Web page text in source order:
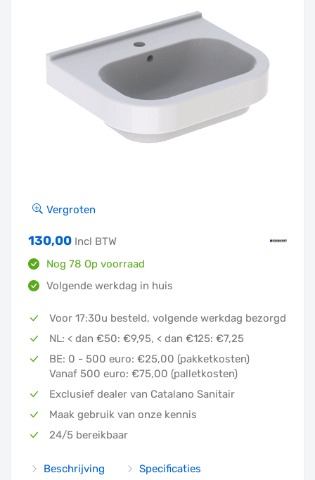
Vergroten
130,00 Incl BTW
Nog 78 Op voorraad
Volgende werkdag in huis
In winkelmandje
Bijbehorende artikelen
Voor 17:30u besteld, volgende werkdag bezorgd
NL: < dan €50: €9,95, < dan €125: €7,25
BE: 0 - 500 euro: €25,00 (pakketkosten)
Vanaf 500 euro: €75,00 (palletkosten)
Exclusief dealer van Catalano Sanitair
Maak gebruik van onze kennis
24/5 bereikbaar
Beschrijving
Specificaties